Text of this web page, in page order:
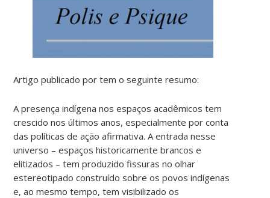
Artigo publicado por tem o seguinte resumo:
A presença indígena nos espaços acadêmicos tem
crescido nos últimos anos, especialmente por conta
das políticas de ação afirmativa. A entrada nesse
universo – espaços historicamente brancos e
elitizados – tem produzido fissuras no olhar
estereotipado construído sobre os povos indígenas
e, ao mesmo tempo, tem visibilizado os